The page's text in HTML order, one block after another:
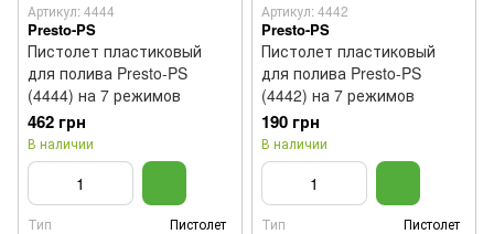
Артикул: 4444
Presto-PS
Пистолет пластиковый
для полива Presto-PS
(4444) на 7 режимов
462 грн
В наличии
Тип
Пистолет
Артикул: 4442
Presto-PS
Пистолет пластиковый
для полива Presto-PS
(4442) на 7 режимов
190 грн
В наличии
Тип
Пистолет